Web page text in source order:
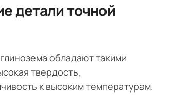
детали точной
обладают такими
твердость,
к высоким температурам.